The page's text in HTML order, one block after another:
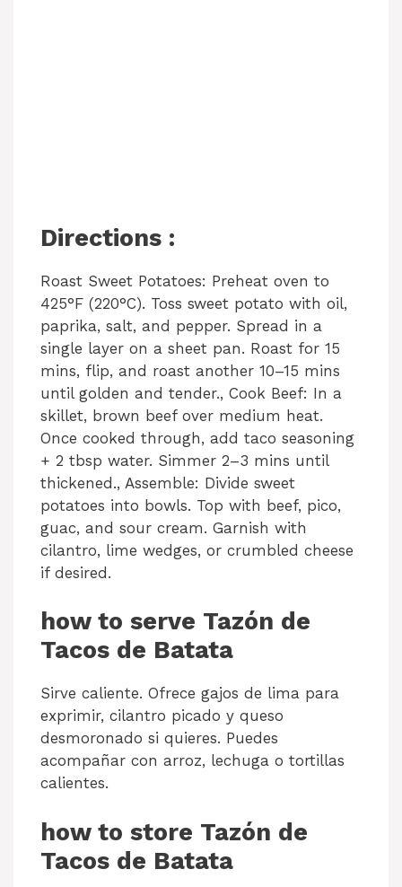
Directions :
Roast Sweet Potatoes: Preheat oven to
425°F (220°C). Toss sweet potato with oil,
paprika, salt, and pepper. Spread in a
single layer on a sheet pan. Roast for 15
mins, flip, and roast another 10–15 mins
until golden and tender., Cook Beef: In a
skillet, brown beef over medium heat.
Once cooked through, add taco seasoning
+ 2 tbsp water. Simmer 2–3 mins until
thickened., Assemble: Divide sweet
potatoes into bowls. Top with beef, pico,
guac, and sour cream. Garnish with
cilantro, lime wedges, or crumbled cheese
if desired.
how to serve Tazón de
Tacos de Batata
Sirve caliente. Ofrece gajos de lima para
exprimir, cilantro picado y queso
desmoronado si quieres. Puedes
acompañar con arroz, lechuga o tortillas
calientes.
how to store Tazón de
Tacos de Batata